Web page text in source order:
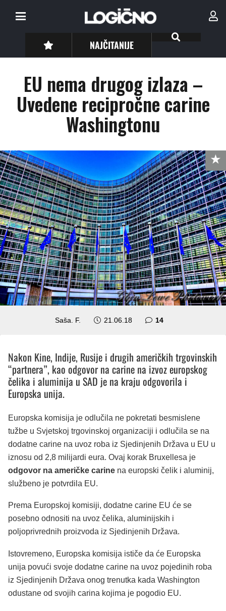
NAJČITANIJE
EU nema drugog izlaza –
Uvedene recipročne carine
Washingtonu
Saša. F. 21.06.18 14komentara
Nakon Kine, Indije, Rusije i drugih američkih trgovinskih
“partnera”, kao odgovor na carine na izvoz europskog
čelika i aluminija u SAD je na kraju odgovorila i
Europska unija.
Europska komisija je odlučila ne pokretati besmislene
tužbe u Svjetskoj trgovinskoj organizaciji i odlučila se na
dodatne carine na uvoz roba iz Sjedinjenih Država u EU u
iznosu od 2,8 milijardi eura. Ovaj korak Bruxellesa je
odgovor na američke carine na europski čelik i aluminij,
službeno je potvrdila EU.
Prema Europskoj komisiji, dodatne carine EU će se
posebno odnositi na uvoz čelika, aluminijskih i
poljoprivrednih proizvoda iz Sjedinjenih Država.
Istovremeno, Europska komisija ističe da će Europska
unija povući svoje dodatne carine na uvoz pojedinih roba
iz Sjedinjenih Država onog trenutka kada Washington
odustane od svojih carina kojima je pogodio EU.